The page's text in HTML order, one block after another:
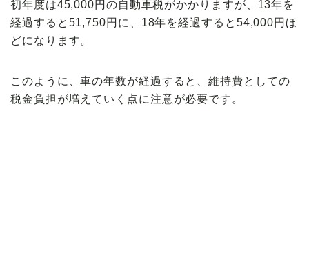
初年度は45,000円の自動車税がかかりますが、13年を
経過すると 51,750円 に、18年を経過すると 54,000円 ほ
どになります。
このように、車の年数が経過すると、維持費としての
税金負担が増えていく点に注意が必要です。